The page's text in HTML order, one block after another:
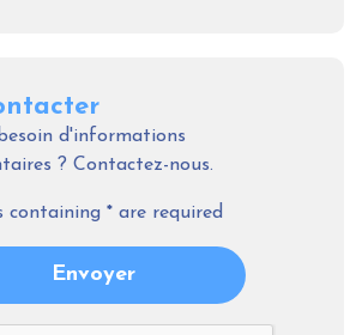
d'informations
? Contactez-nous.
containing * are required
Envoyer